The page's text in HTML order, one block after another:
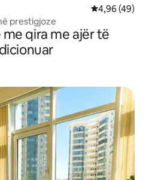
Vlerësimi
4,96 (49)
prestigjoze
qira me ajër të
klientëve